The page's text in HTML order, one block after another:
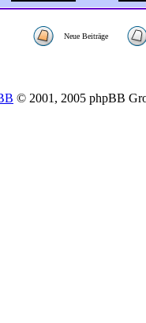
Neue Beiträge
© 2001, 2005 phpBB